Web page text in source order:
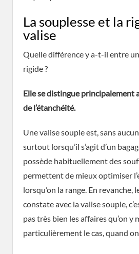
La souplesse et la
valise
Quelle différence y a-t-il entre
rigide ?
Elle se distingue principalement
de l’étanchéité.
Une valise souple est, sans
surtout lorsqu’il s’agit d’un
possède habituellement des
permettent de mieux optimiser
lorsqu’on la range. En revanche,
constate avec la valise souple,
pas très bien les affaires qu’on y
particulièrement le cas, quand